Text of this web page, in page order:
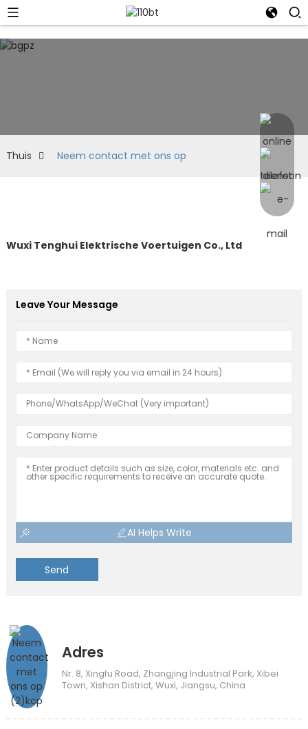
Thuis Neem contact met ons op
Wuxi Tenghui Elektrische Voertuigen Co., Ltd
Leave Your Message
AI Helps Write
Send
Adres
Nr. 8, Xingfu Road, Zhangjing Industrial Park, Xibei
Town, Xishan District, Wuxi, Jiangsu, China